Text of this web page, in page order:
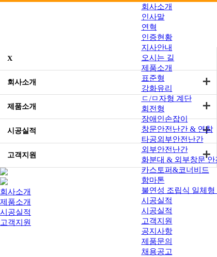
회사소개
인사말
연혁
인증현황
지사안내
오시는 길
제품소개
표준형
강화유리
ㄷ/ㅁ자형 계단
회전형
장애인손잡이
창문안전난간 & 연참
타공외부안전난간
외부안전난간
화분대 & 외부창문 안
카스토퍼&코너비드
함마톤
불연성 조립식 일체형
시공실적
시공실적
고객지원
공지사항
제품문의
채용공고
X
회사소개
제품소개
시공실적
고객지원
회사소개
제품소개
시공실적
고객지원